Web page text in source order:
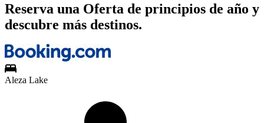
Reserva una Oferta de principios de año y
descubre más destinos.
Aleza Lake